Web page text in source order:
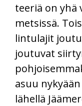
teeriä on yhä
metsissä.
lintulajit
joutuvat
asuu
lähellä